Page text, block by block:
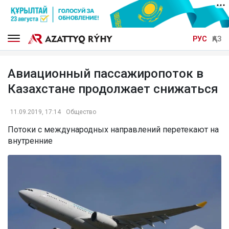
РУС ҚАЗ
Авиационный пассажиропоток в
Казахстане продолжает снижаться
11.09.2019, 17:14 Общество
Потоки с международных направлений перетекают на
внутренние